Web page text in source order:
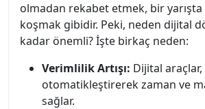
olmadan rekabet etmek, bir yarışta
koşmak gibidir. Peki, neden dijital
kadar önemli? İşte birkaç neden:
Verimlilik Artışı: Dijital
otomatikleştirerek zaman ve
sağlar.